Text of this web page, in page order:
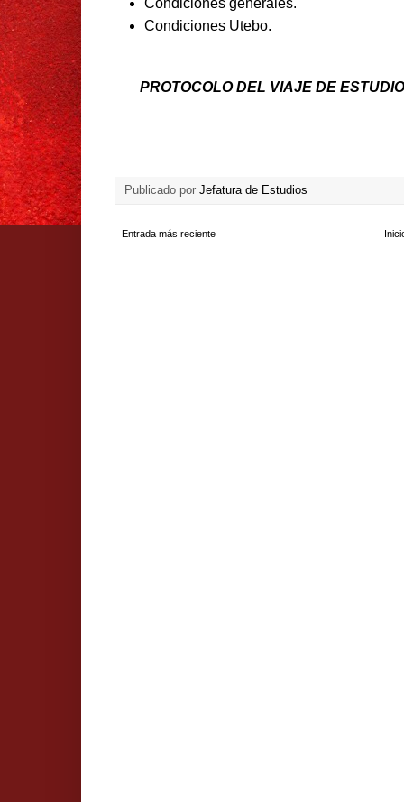
Condiciones generales.
Condiciones Utebo.
PROTOCOLO DEL VIAJE DE
Publicado por Jefatura de Estudios
Entrada más reciente